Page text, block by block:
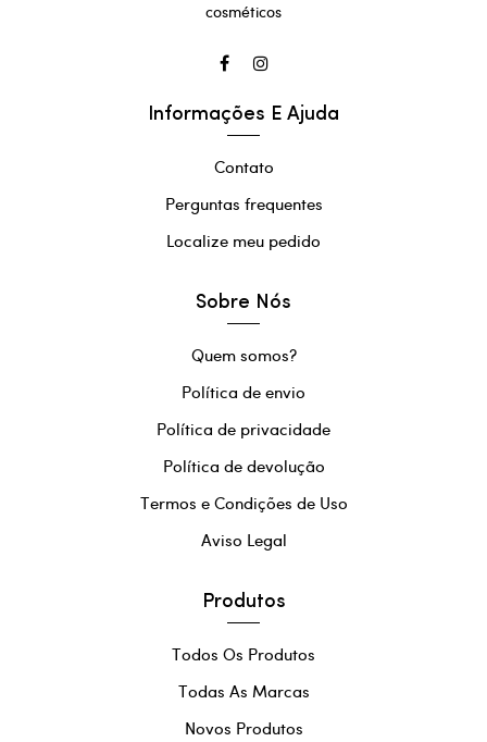
cosméticos
Informações E Ajuda
Contato
Perguntas frequentes
Localize meu pedido
Sobre Nós
Quem somos?
Política de envio
Política de privacidade
Política de devolução
Termos e Condições de Uso
Aviso Legal
Produtos
Todos Os Produtos
Todas As Marcas
Novos Produtos